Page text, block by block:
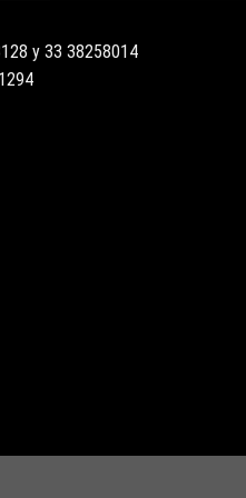
y 33 38258014